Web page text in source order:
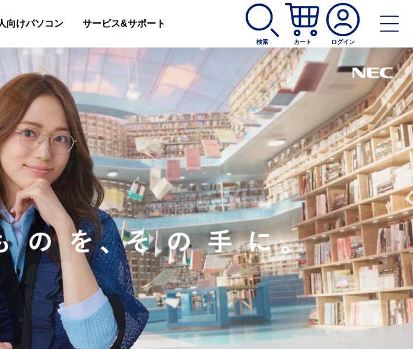
向けパソコン サービス&サポート
検索 カート ログイン